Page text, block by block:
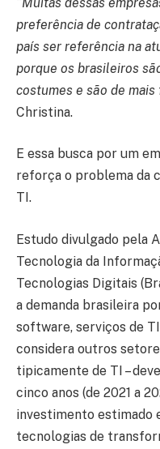
preferência de
país ser referência na
porque os brasileiros
costumes e são de
Christina.
E essa busca por um
reforça o problema da
TI.
Estudo divulgado pela
Tecnologia da
Tecnologias Digitais
a demanda brasileira
software, serviços de
considera outros
tipicamente de TI –
cinco anos (de 2021 a
investimento estimado
tecnologias de